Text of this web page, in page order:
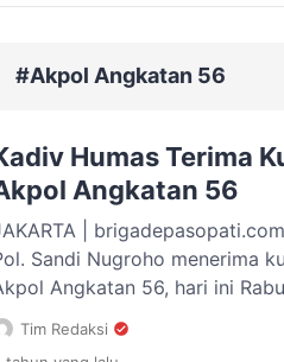
#Akpol Angkatan 56
Humas Terima
Angkatan 56
|
Sandi Nugroho menerima
Angkatan 56, hari ini
Kadiv Humas
kepada para taruna dan
Tim Redaksi